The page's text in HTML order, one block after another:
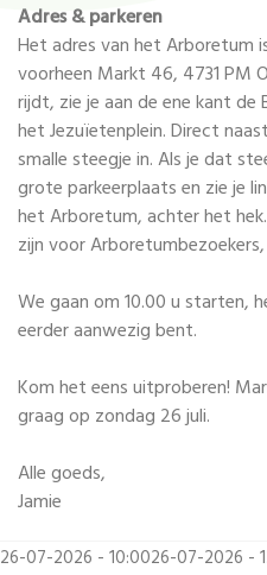
Adres & parkeren
Het adres van het Arboretum
voorheen Markt 46, 4731 PM
rijdt, zie je aan de ene kant de
het Jezuïetenplein. Direct
smalle steegje in. Als je dat
grote parkeerplaats en zie je
het Arboretum, achter het
zijn voor
We gaan om 10.00 u starten,
eerder aanwezig bent.
Kom het eens uitproberen!
graag op zondag 26 juli.
Alle goeds,
Jamie
26-07-2026 - 10:0026-07-2026 -